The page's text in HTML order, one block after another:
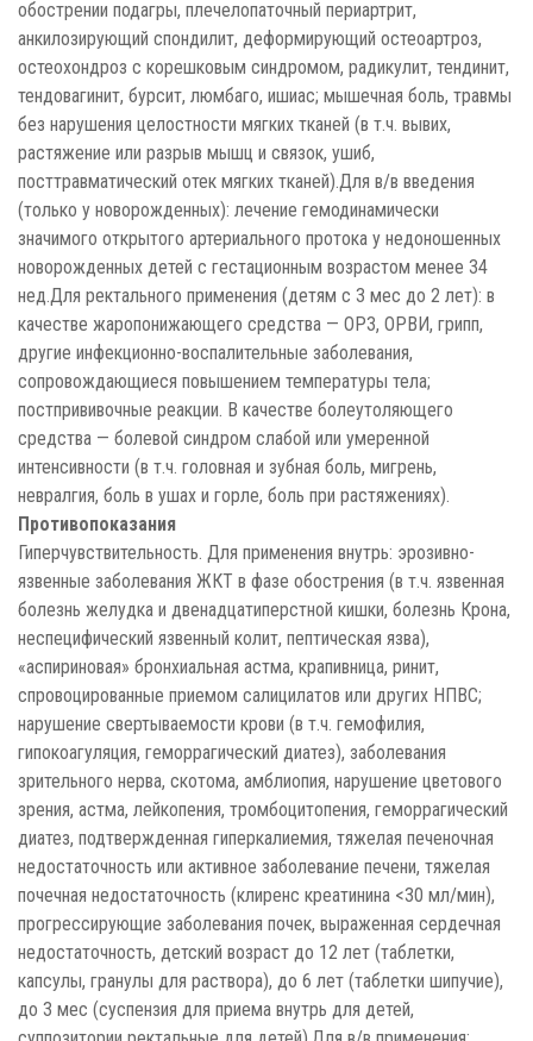
обострении подагры, плечелопаточный периартрит,
анкилозирующий спондилит, деформирующий остеоартроз,
остеохондроз с корешковым синдромом, радикулит, тендинит,
тендовагинит, бурсит, люмбаго, ишиас; мышечная боль, травмы
без нарушения целостности мягких тканей (в т.ч. вывих,
растяжение или разрыв мышц и связок, ушиб,
посттравматический отек мягких тканей).Для в/в введения
(только у новорожденных): лечение гемодинамически
значимого открытого артериального протока у недоношенных
новорожденных детей с гестационным возрастом менее 34
нед.Для ректального применения (детям с 3 мес до 2 лет): в
качестве жаропонижающего средства — ОРЗ, ОРВИ, грипп,
другие инфекционно-воспалительные заболевания,
сопровождающиеся повышением температуры тела;
постпрививочные реакции. В качестве болеутоляющего
средства — болевой синдром слабой или умеренной
интенсивности (в т.ч. головная и зубная боль, мигрень,
невралгия, боль в ушах и горле, боль при растяжениях).
Противопоказания
Гиперчувствительность. Для применения внутрь: эрозивно-
язвенные заболевания ЖКТ в фазе обострения (в т.ч. язвенная
болезнь желудка и двенадцатиперстной кишки, болезнь Крона,
неспецифический язвенный колит, пептическая язва),
«аспириновая» бронхиальная астма, крапивница, ринит,
спровоцированные приемом салицилатов или других НПВС;
нарушение свертываемости крови (в т.ч. гемофилия,
гипокоагуляция, геморрагический диатез), заболевания
зрительного нерва, скотома, амблиопия, нарушение цветового
зрения, астма, лейкопения, тромбоцитопения, геморрагический
диатез, подтвержденная гиперкалиемия, тяжелая печеночная
недостаточность или активное заболевание печени, тяжелая
почечная недостаточность (клиренс креатинина <30 мл/мин),
прогрессирующие заболевания почек, выраженная сердечная
недостаточность, детский возраст до 12 лет (таблетки,
капсулы, гранулы для раствора), до 6 лет (таблетки шипучие),
до 3 мес (суспензия для приема внутрь для детей,